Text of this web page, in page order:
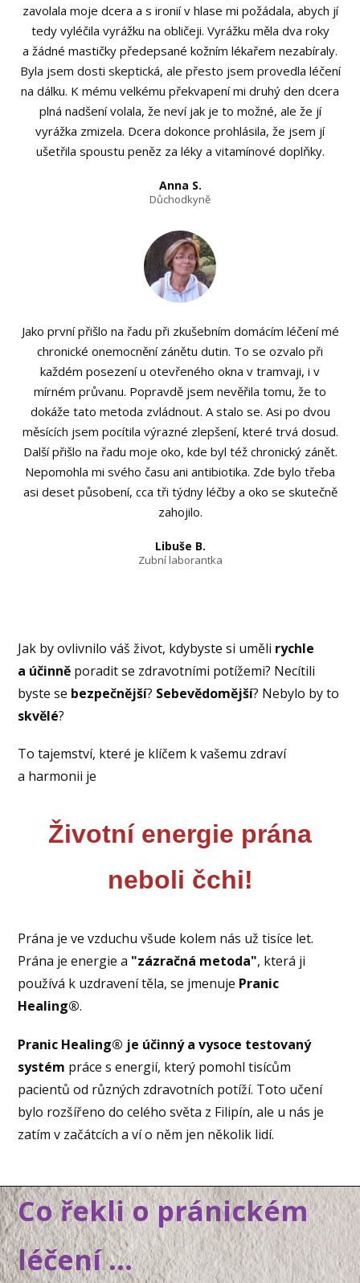
zavolala moje dcera a s ironií v hlase mi požádala, abych jí
tedy vyléčila vyrážku na obličeji. Vyrážku měla dva roky
a žádné mastičky předepsané kožním lékařem nezabíraly.
Byla jsem dosti skeptická, ale přesto jsem provedla léčení
na dálku. K mému velkému překvapení mi druhý den dcera
plná nadšení volala, že neví jak je to možné, ale že jí
vyrážka zmizela. Dcera dokonce prohlásila, že jsem jí
ušetřila spoustu peněz za léky a vitamínové doplňky.
Anna S.
Důchodkyně
Jako první přišlo na řadu při zkušebním domácím léčení mé
chronické onemocnění zánětu dutin. To se ozvalo při
každém posezení u otevřeného okna v tramvaji, i v
mírném průvanu. Popravdě jsem nevěřila tomu, že to
dokáže tato metoda zvládnout. A stalo se. Asi po dvou
měsících jsem pocítila výrazné zlepšení, které trvá dosud.
Další přišlo na řadu moje oko, kde byl též chronický zánět.
Nepomohla mi svého času ani antibiotika. Zde bylo třeba
asi deset působení, cca tři týdny léčby a oko se skutečně
zahojilo.
Libuše B.
Zubní laborantka
Jak by ovlivnilo váš život, kdybyste si uměli rychle
a účinně poradit se zdravotními potížemi? Necítili
byste se bezpečnější? Sebevědomější? Nebylo by to
skvělé?
To tajemství, které je klíčem k vašemu zdraví
a harmonii je
Životní energie prána
neboli čchi!
Prána je ve vzduchu všude kolem nás už tisíce let.
Prána je energie a "zázračná metoda", která ji
používá k uzdravení těla, se jmenuje Pranic
Healing®.
Pranic Healing® je účinný a vysoce testovaný
systém práce s energií, který pomohl tisícům
pacientů od různých zdravotních potíží. Toto učení
bylo rozšířeno do celého světa z Filipín, ale u nás je
zatím v začátcích a ví o něm jen několik lidí.
Co řekli o pránickém
léčení ...